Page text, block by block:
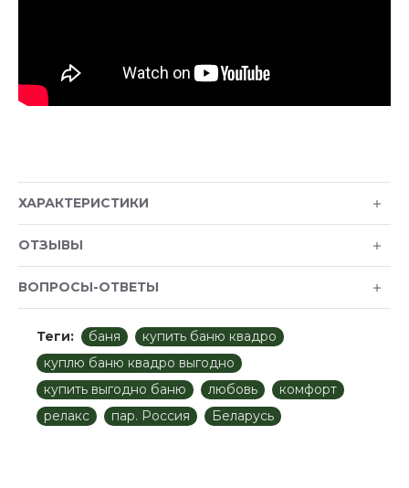
ХАРАКТЕРИСТИКИ
ОТЗЫВЫ
ВОПРОСЫ-ОТВЕТЫ
Теги: баня
купить баню квадро
куплю баню квадро выгодно
купить выгодно баню
любовь
комфорт
релакс
пар. Россия Беларусь